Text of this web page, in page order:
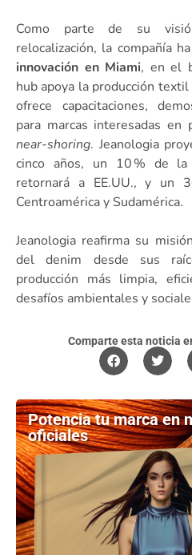
Como parte de su
relocalización, la compañía
innovación en Miami, en el
hub apoya la producción
ofrece capacitaciones,
para marcas interesadas
near-shoring. Jeanologia
cinco años, un 10 % de
retornará a EE.UU., y un
Centroamérica y Sudamérica.
Jeanologia reafirma su
del denim desde sus
producción más limpia,
desafíos ambientales y
Comparte esta noticia
Potencia tu marca en
oficiales